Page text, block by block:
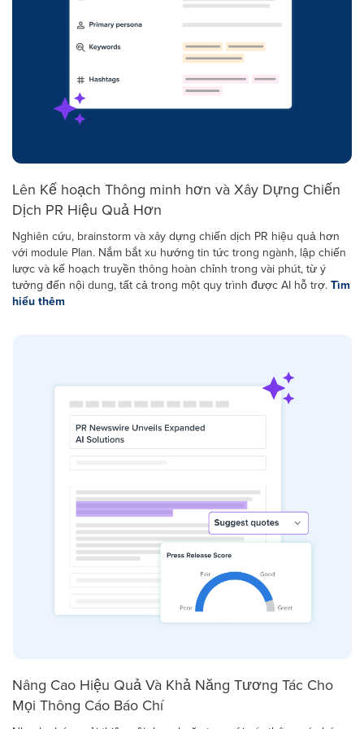
Lên Kế hoạch Thông minh hơn và Xây Dựng Chiến
Dịch PR Hiệu Quả Hơn
Nghiên cứu, brainstorm và xây dựng chiến dịch PR hiệu quả hơn
với module Plan. Nắm bắt xu hướng tin tức trong ngành, lập chiến
lược và kế hoạch truyền thông hoàn chỉnh trong vài phút, từ ý
tưởng đến nội dung, tất cả trong một quy trình được AI hỗ trợ.Tìm
hiểu thêm
Nâng Cao Hiệu Quả Và Khả Năng Tương Tác Cho
Mọi Thông Cáo Báo Chí